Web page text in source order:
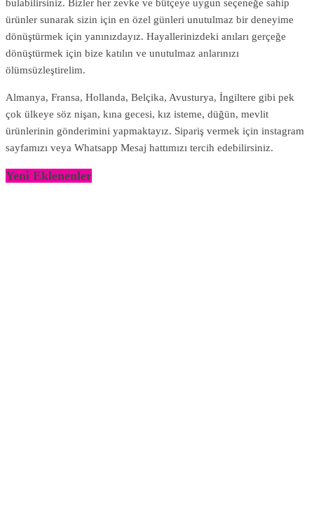
bulabilirsiniz. Bizler her zevke ve bütçeye uygun seçeneğe sahip
ürünler sunarak sizin için en özel günleri unutulmaz bir deneyime
dönüştürmek için yanınızdayız. Hayallerinizdeki anıları gerçeğe
dönüştürmek için bize katılın ve unutulmaz anlarınızı
ölümsüzleştirelim.
Almanya, Fransa, Hollanda, Belçika, Avusturya, İngiltere gibi pek
çok ülkeye söz nişan, kına gecesi, kız isteme, düğün, mevlit
ürünlerinin gönderimini yapmaktayız. Sipariş vermek için instagram
sayfamızı veya Whatsapp Mesaj hattımızı tercih edebilirsiniz.
Yeni Eklenenler